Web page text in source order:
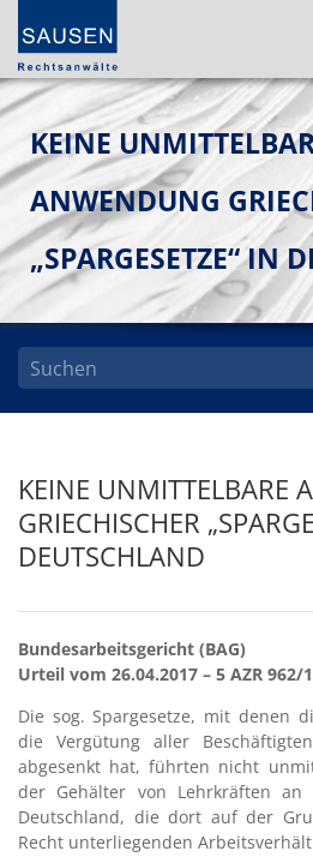
KEINE
ANWENDUNG
„SPARGESETZE“ IN
KEINE UNMITTELBARE
GRIECHISCHER
DEUTSCHLAND
Bundesarbeitsgericht (BAG)
Urteil vom 26.04.2017 – 5 AZR 962/
Die sog. Spargesetze, mit denen
die Vergütung aller
abgesenkt hat, führten nicht
der Gehälter von Lehrkräften an
Deutschland, die dort auf der
Recht unterliegenden